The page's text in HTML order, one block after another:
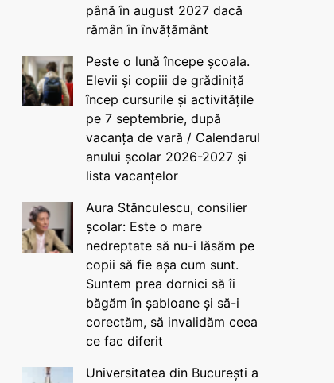
până în august 2027 dacă
rămân în învățământ
Peste o lună începe școala.
Elevii și copiii de grădiniță
încep cursurile și activitățile
pe 7 septembrie, după
vacanța de vară / Calendarul
anului școlar 2026-2027 și
lista vacanțelor
Aura Stănculescu, consilier
școlar: Este o mare
nedreptate să nu-i lăsăm pe
copii să fie așa cum sunt.
Suntem prea dornici să îi
băgăm în șabloane și să-i
corectăm, să invalidăm ceea
ce fac diferit
Universitatea din București a